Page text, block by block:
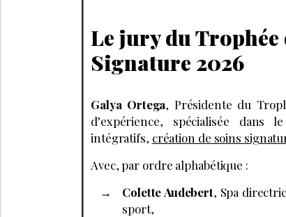
Le jury du
Signature 2026
Galya Ortega, Présidente du
d’expérience, spécialisée dans
intégratifs, création de soins
Avec, par ordre alphabétique :
Colette Audebert, Spa
sport,